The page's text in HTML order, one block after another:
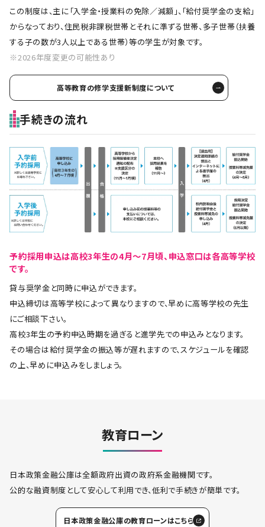
この制度は、主に「入学金・授業料の免除／減額」、「給付奨学金の支給」
からなっており、住民税非課税世帯とそれに準ずる世帯、多子世帯（扶養
する子の数が3人以上である世帯）等の学生が対象です。
※2026年度変更の可能性あり
高等教育の修学支援新制度について
手続きの流れ
予約採用申込は高校3年生の4月〜7月頃、申込窓口は各高等学校
です。
貸与奨学金と同時に申込ができます。
申込締切は高等学校によって異なりますので、早めに高等学校の先生
にご相談下さい。
高校3年生の予約申込時期を過ぎると進学先での申込みとなります。
その場合は給付奨学金の振込等が遅れますので、スケジュールを確認
の上、早めに申込みをしましょう。
教育ローン
日本政策金融公庫は全額政府出資の政府系金融機関です。
公的な融資制度として安心して利用でき、低利で手続きが簡単です。
日本政策金融公庫の教育ローンはこちら